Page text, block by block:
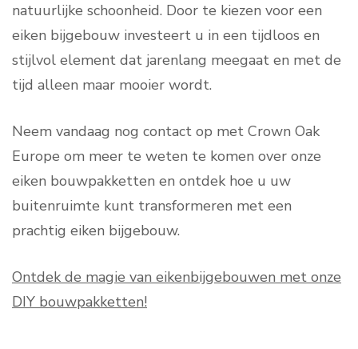
natuurlijke schoonheid. Door te kiezen voor een
eiken bijgebouw investeert u in een tijdloos en
stijlvol element dat jarenlang meegaat en met de
tijd alleen maar mooier wordt.
Neem vandaag nog contact op met Crown Oak
Europe om meer te weten te komen over onze
eiken bouwpakketten en ontdek hoe u uw
buitenruimte kunt transformeren met een
prachtig eiken bijgebouw.
Ontdek de magie van eikenbijgebouwen met onze
DIY bouwpakketten!